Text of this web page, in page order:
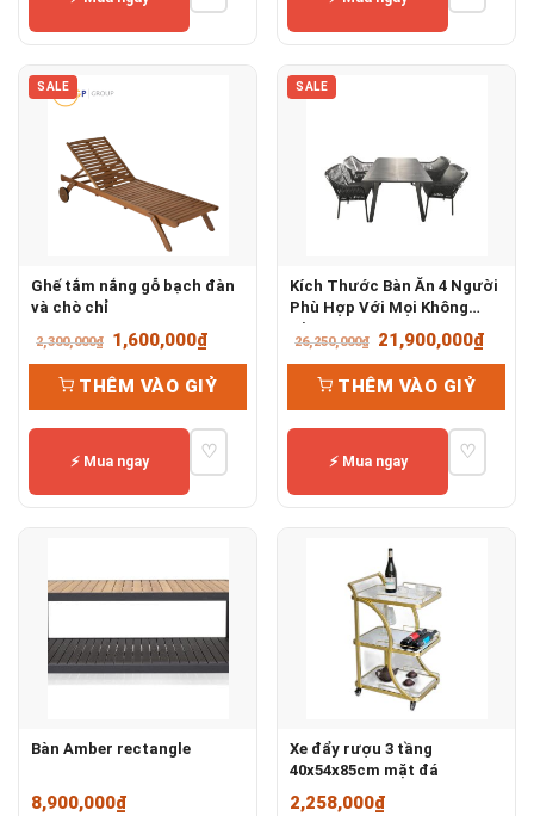
SALE
Ghế tắm nắng gỗ bạch đàn
và chò chỉ
2,300,000₫
Giá
gốc
là:
2,300,000₫.
1,600,000₫Giá
hiện
tại
là:
1,600,000₫.
THÊM VÀO GIỶ
⚡ Mua ngay ♡
SALE
Kích Thước Bàn Ăn 4 Người
Phù Hợp Với Mọi Không
Gian
26,250,000₫
Giá
gốc
là:
26,250,000₫.
21,900,000₫Giá
hiện
THÊM VÀO GIỶ
⚡ Mua ngay ♡
Bàn Amber rectangle
8,900,000₫
Xe đẩy rượu 3 tầng
40x54x85cm mặt đá
2,258,000₫